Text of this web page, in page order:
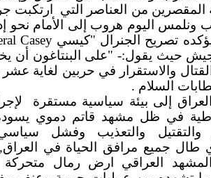
المقصرين من العناصر التي ارتكبت
ونلمس اليوم هروب إلى الأمام نحو
تصريح الجنرال "كيسيCasey
حيث يقول:- "على البنتاغون أن
والاستقرار في حربين لغاية
السلام .
إلى بيئة سياسية مستقرة
في ظل مشهد قاتم دموي يسوده
والتقتيل والتعذيب وفشل
طال جميع مرافق الحياة في
المشهد العراقي ارض رمال متحركة